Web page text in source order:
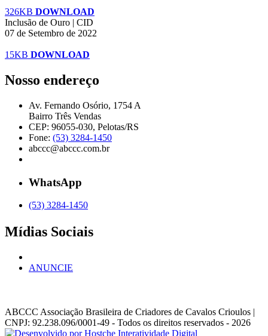
326KB DOWNLOAD
Inclusão de Ouro | CID
07 de Setembro de 2022
15KB DOWNLOAD
Nosso endereço
Av. Fernando Osório, 1754 A
Bairro Três Vendas
CEP: 96055-030, Pelotas/RS
Fone: (53) 3284-1450
abccc@abccc.com.br
WhatsApp
(53) 3284-1450
Mídias Sociais
ANUNCIE
ABCCC Associação Brasileira de Criadores de Cavalos Crioulos |
CNPJ: 92.238.096/0001-49 - Todos os direitos reservados - 2026